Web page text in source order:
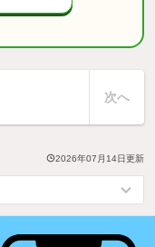
次へ
2026年07月14日更新